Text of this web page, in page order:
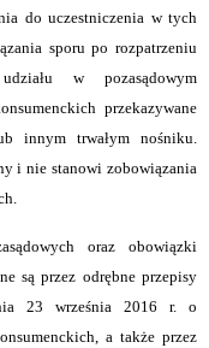
do uczestniczenia w tych
sporu po rozpatrzeniu
w pozasądowym
przekazywane
innym trwałym nośniku.
i nie stanowi zobowiązania
oraz obowiązki
są przez odrębne przepisy
23 września 2016 r. o
a także przez